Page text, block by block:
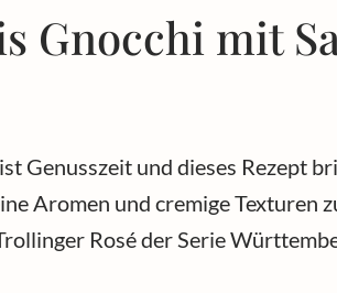
Gnocchi mit
Genusszeit und dieses Rezept
Aromen und cremige Texturen
Rosé der Serie